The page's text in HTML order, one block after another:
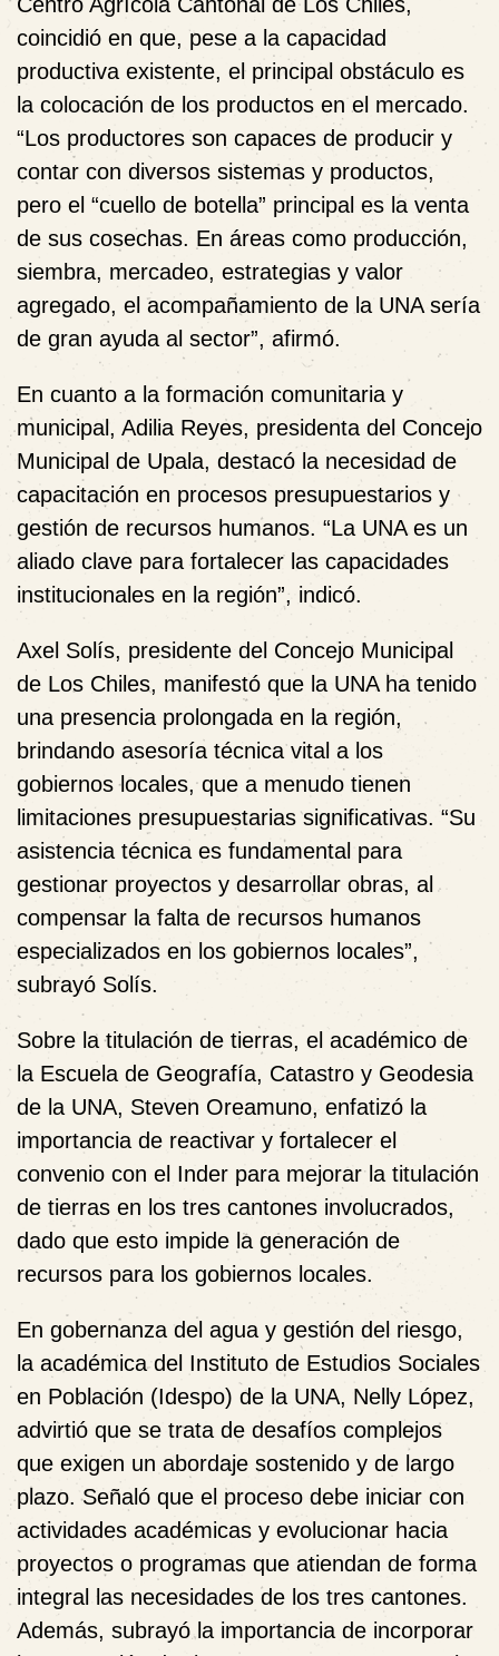
coincidió en que, pese a la capacidad
productiva existente, el principal obstáculo es
la colocación de los productos en el mercado.
“Los productores son capaces de producir y
contar con diversos sistemas y productos,
pero el “cuello de botella” principal es la venta
de sus cosechas. En áreas como producción,
siembra, mercadeo, estrategias y valor
agregado, el acompañamiento de la UNA sería
de gran ayuda al sector”, afirmó.
En cuanto a la formación comunitaria y
municipal, Adilia Reyes, presidenta del Concejo
Municipal de Upala, destacó la necesidad de
capacitación en procesos presupuestarios y
gestión de recursos humanos. “La UNA es un
aliado clave para fortalecer las capacidades
institucionales en la región”, indicó.
Axel Solís, presidente del Concejo Municipal
de Los Chiles, manifestó que la UNA ha tenido
una presencia prolongada en la región,
brindando asesoría técnica vital a los
gobiernos locales, que a menudo tienen
limitaciones presupuestarias significativas. “Su
asistencia técnica es fundamental para
gestionar proyectos y desarrollar obras, al
compensar la falta de recursos humanos
especializados en los gobiernos locales”,
subrayó Solís.
Sobre la titulación de tierras, el académico de
la Escuela de Geografía, Catastro y Geodesia
de la UNA, Steven Oreamuno, enfatizó la
importancia de reactivar y fortalecer el
convenio con el Inder para mejorar la titulación
de tierras en los tres cantones involucrados,
dado que esto impide la generación de
recursos para los gobiernos locales.
En gobernanza del agua y gestión del riesgo,
la académica del Instituto de Estudios Sociales
en Población (Idespo) de la UNA, Nelly López,
advirtió que se trata de desafíos complejos
que exigen un abordaje sostenido y de largo
plazo. Señaló que el proceso debe iniciar con
actividades académicas y evolucionar hacia
proyectos o programas que atiendan de forma
integral las necesidades de los tres cantones.
Además, subrayó la importancia de incorporar